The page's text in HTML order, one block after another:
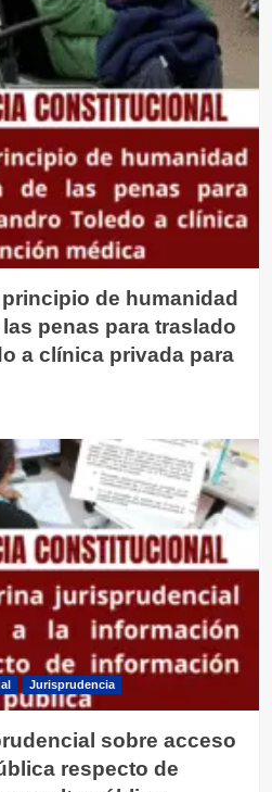
de alimentos por acuerdo
cuando el proceso
en ejecución
de humanidad
penas para traslado
a clínica privada para
Jurisprudencia
sobre acceso
respecto de